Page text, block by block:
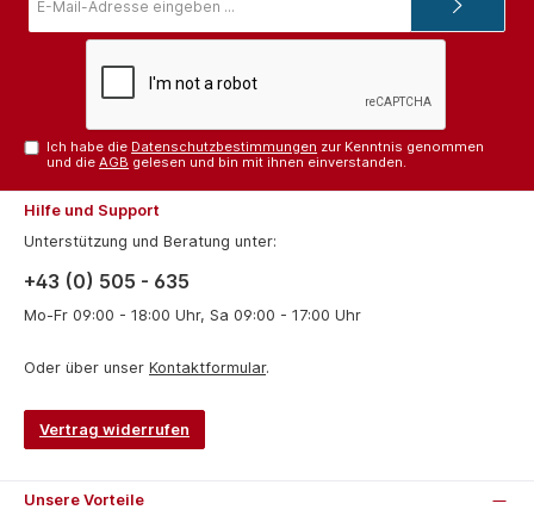
Mail-
Ich habe die Datenschutzbestimmungen zur Kenntnis genommen
und dieAGB gelesen und bin mit ihnen einverstanden.
Hilfe und Support
Unterstützung und Beratung unter:
+43 (0) 505 - 635
Mo-Fr 09:00 - 18:00 Uhr, Sa 09:00 - 17:00 Uhr
Oder über unser Kontaktformular.
Vertrag widerrufen
Unsere Vorteile